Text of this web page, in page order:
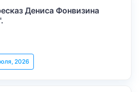
Дениса Фонвизина
2026